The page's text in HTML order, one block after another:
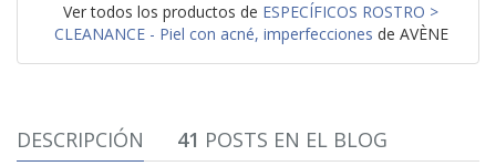
Ver todos los productos de ESPECÍFICOS ROSTRO >
CLEANANCE - Piel con acné, imperfecciones de AVÈNE
DESCRIPCIÓN 41 POSTS EN EL BLOG